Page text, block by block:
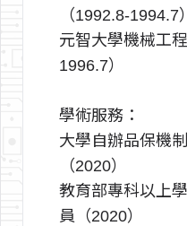
（1992.8-1994.7）
元智大學機械工
1996.7）
學術服務：
大學自辦品保機
（2020）
教育部專科以上
員（2020）